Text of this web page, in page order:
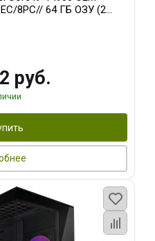
8PC// 64 ГБ ОЗУ (2
GDDR6X 384-Bit 3xDP
руб.